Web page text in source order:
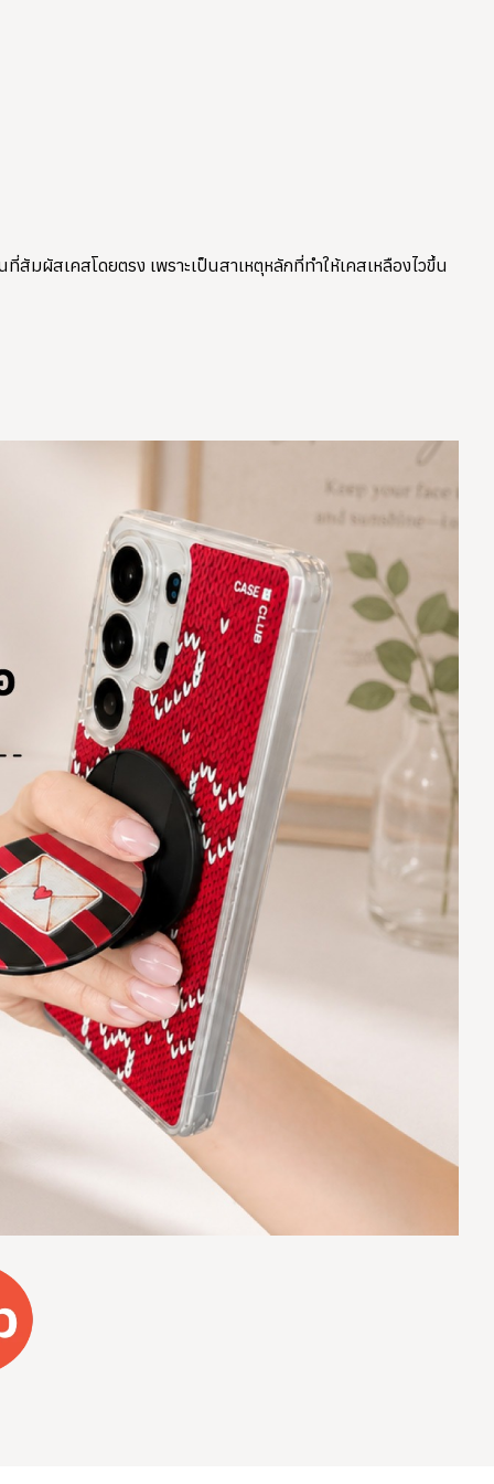
มผัสเคสโดยตรง เพราะเป็นสาเหตุหลักที่ทำให้เคสเหลืองไวขึ้น